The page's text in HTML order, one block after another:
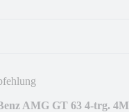
AMG GT 63 4-trg.